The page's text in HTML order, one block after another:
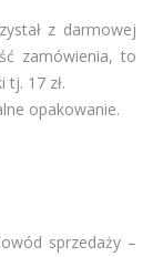
z darmowej
zamówienia, to
17 zł.
opakowanie.
sprzedaży –